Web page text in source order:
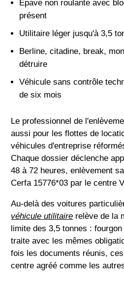
Épave non roulante avec
présent
Utilitaire léger jusqu'à 3,5
Berline, citadine, break,
détruire
Véhicule sans contrôle
de six mois
Le professionnel de
aussi pour les flottes de
véhicules d'entreprise
Chaque dossier déclenche
48 à 72 heures, enlèvement
Cerfa 15776*03 par le centre
Au-delà des voitures
véhicule utilitaire relève de la
limite des 3,5 tonnes :
traite avec les mêmes
fois les documents réunis,
centre agréé comme les